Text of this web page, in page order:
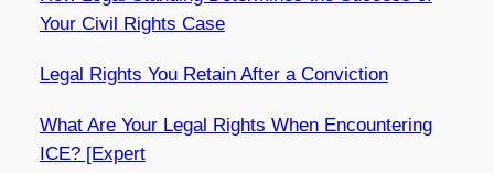
Your Civil Rights Case
Legal Rights You Retain After a Conviction
What Are Your Legal Rights When Encountering
ICE? [Expert